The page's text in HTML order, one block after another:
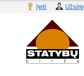
Įeiti